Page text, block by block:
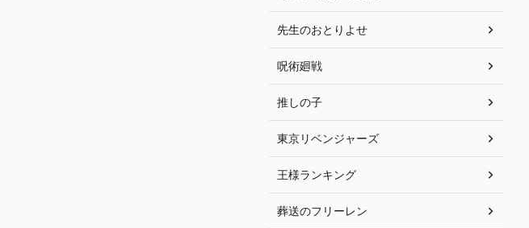
先生のおとりよせ
呪術廻戦
推しの子
東京リベンジャーズ
王様ランキング
葬送のフリーレン